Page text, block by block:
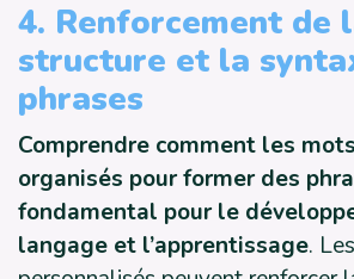
4. Renforcement de
structure et la
phrases
Comprendre comment les
organisés pour former des
fondamental pour le
langage et l’apprentissage.